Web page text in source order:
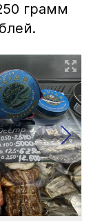
грамм